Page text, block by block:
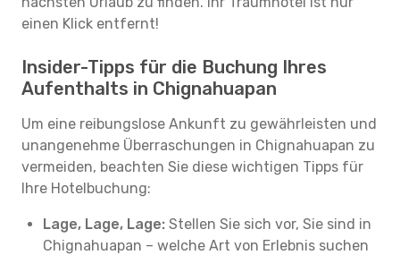
einen Klick entfernt!
Insider-Tipps für die Buchung Ihres
Aufenthalts in Chignahuapan
Um eine reibungslose Ankunft zu gewährleisten und
unangenehme Überraschungen in Chignahuapan zu
vermeiden, beachten Sie diese wichtigen Tipps für
Ihre Hotelbuchung:
Lage, Lage, Lage: Stellen Sie sich vor, Sie sind in
Chignahuapan – welche Art von Erlebnis suchen